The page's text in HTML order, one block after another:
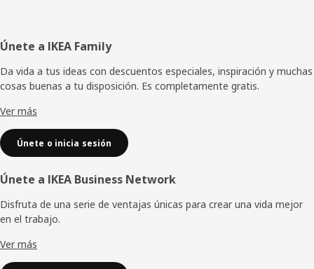
Pie
de
página
Únete a IKEA Family
Da vida a tus ideas con descuentos especiales, inspiración y muchas
cosas buenas a tu disposición. Es completamente gratis.
Ver más
Únete o inicia sesión
Únete a IKEA Business Network
Disfruta de una serie de ventajas únicas para crear una vida mejor
en el trabajo.
Ver más